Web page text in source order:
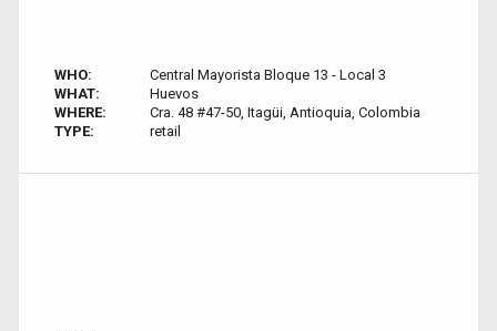
WHO:
Central Mayorista Bloque 13 - Local 3
WHAT:
Huevos
WHERE:
Cra. 48 #47-50, Itagüi, Antioquia, Colombia
TYPE:
retail